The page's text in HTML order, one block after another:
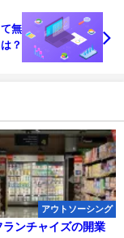
無
？
アウトソーシング
ランチャイズの開業